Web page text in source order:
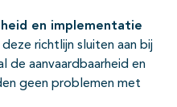
en implementatie
richtlijn sluiten aan bij
de aanvaardbaarheid en
geen problemen met